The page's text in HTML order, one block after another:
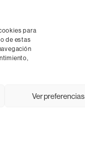
para
de estas
Ver preferencias